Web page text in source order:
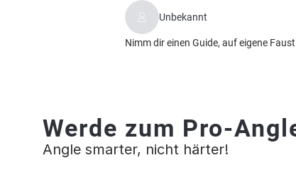
Unbekannt
Nimm dir einen Guide, auf eigene
Werde zum Pro-
Angle smarter, nicht härter!